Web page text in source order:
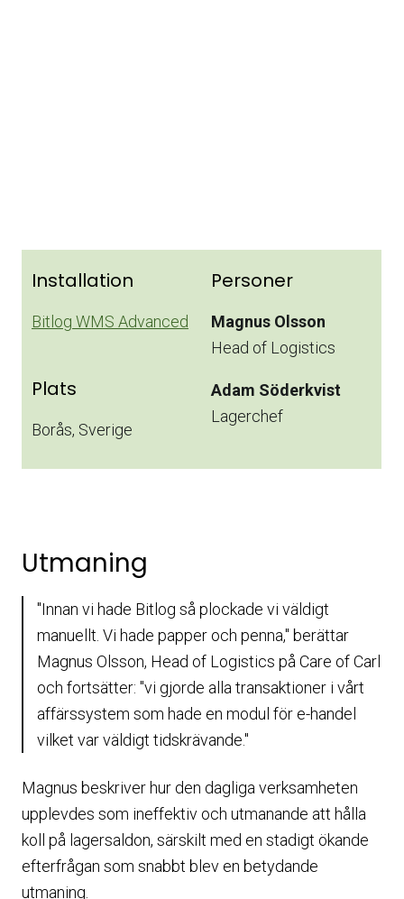
Installation
Bitlog WMS Advanced
Plats
Borås, Sverige
Personer
Magnus Olsson
Head of Logistics
Adam Söderkvist
Lagerchef
Utmaning
"Innan vi hade Bitlog så plockade vi väldigt
manuellt. Vi hade papper och penna," berättar
Magnus Olsson, Head of Logistics på Care of Carl
och fortsätter: "vi gjorde alla transaktioner i vårt
affärssystem som hade en modul för e-handel
vilket var väldigt tidskrävande."
Magnus beskriver hur den dagliga verksamheten
upplevdes som ineffektiv och utmanande att hålla
koll på lagersaldon, särskilt med en stadigt ökande
efterfrågan som snabbt blev en betydande
utmaning.